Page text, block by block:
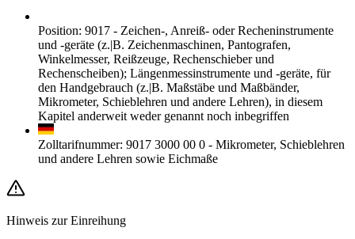
Position: 9017 - Zeichen-, Anreiß- oder Recheninstrumente
und -geräte (z.|B. Zeichenmaschinen, Pantografen,
Winkelmesser, Reißzeuge, Rechenschieber und
Rechenscheiben); Längenmessinstrumente und -geräte, für
den Handgebrauch (z.|B. Maßstäbe und Maßbänder,
Mikrometer, Schieblehren und andere Lehren), in diesem
Kapitel anderweit weder genannt noch inbegriffen
Zolltarifnummer: 9017 3000 00 0 - Mikrometer, Schieblehren
und andere Lehren sowie Eichmaße
Hinweis zur Einreihung